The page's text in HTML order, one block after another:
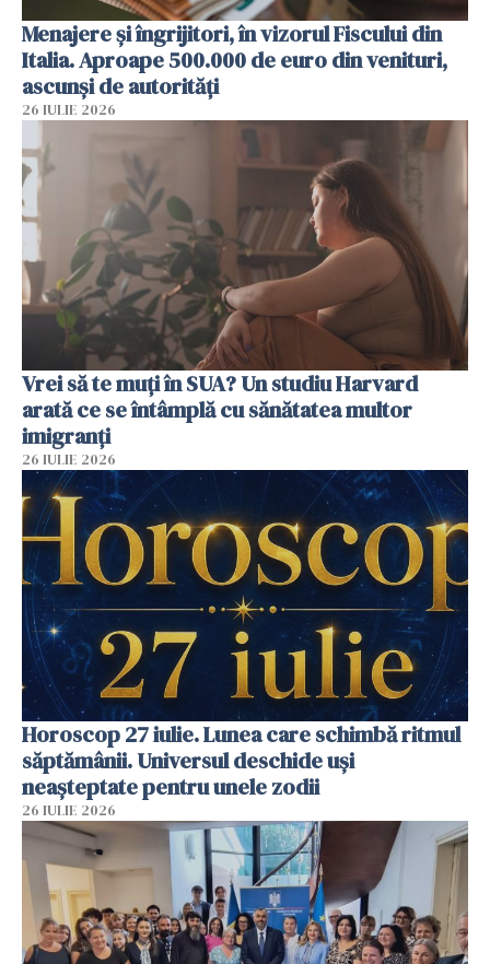
Menajere și îngrijitori, în vizorul Fiscului din
Italia. Aproape 500.000 de euro din venituri,
ascunși de autorități
26 IULIE 2026
Vrei să te muți în SUA? Un studiu Harvard
arată ce se întâmplă cu sănătatea multor
imigranți
26 IULIE 2026
Horoscop 27 iulie. Lunea care schimbă ritmul
săptămânii. Universul deschide uși
neașteptate pentru unele zodii
26 IULIE 2026